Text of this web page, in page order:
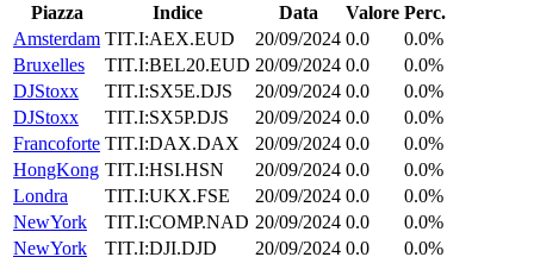
Piazza Indice Data Valore Perc.
Amsterdam TIT.I:AEX.EUD 20/09/2024 0.0
0.0%
Bruxelles
TIT.I:BEL20.EUD 20/09/2024 0.0
0.0%
DJStoxx
TIT.I:SX5E.DJS 20/09/2024 0.0
0.0%
DJStoxx
TIT.I:SX5P.DJS 20/09/2024 0.0
0.0%
Francoforte TIT.I:DAX.DAX 20/09/2024 0.0
0.0%
HongKong TIT.I:HSI.HSN 20/09/2024 0.0
0.0%
Londra
TIT.I:UKX.FSE 20/09/2024 0.0
0.0%
NewYork
TIT.I:COMP.NAD 20/09/2024 0.0
0.0%
NewYork
TIT.I:DJI.DJD 20/09/2024 0.0
0.0%